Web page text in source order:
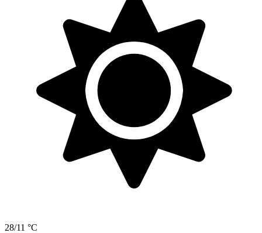
28/11 °C